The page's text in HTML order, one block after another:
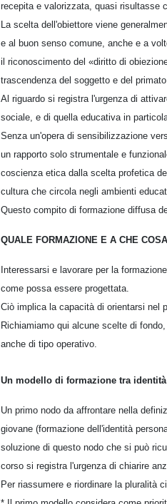
recepita e valorizzata, quasi risultasse
La scelta dell'obiettore viene
e al buon senso comune, anche e a
il riconoscimento del «diritto di
trascendenza del soggetto e del
Al riguardo si registra l'urgenza di
sociale, e di quella educativa in
Senza un'opera di sensibilizzazione
un rapporto solo strumentale e
coscienza etica dalla scelta profetica
cultura che circola negli ambienti
Questo compito di formazione diffusa
QUALE FORMAZIONE E A CHE
Interessarsi e lavorare per la
come possa essere progettata.
Ciò implica la capacità di orientarsi nel
Richiamiamo qui alcune scelte di
anche di tipo operativo.
Un modello di formazione tra
Un primo nodo da affrontare nella
giovane (formazione dell'identità
soluzione di questo nodo che si può
corso si registra l'urgenza di chiarire
Per riassumere e riordinare la pluralità